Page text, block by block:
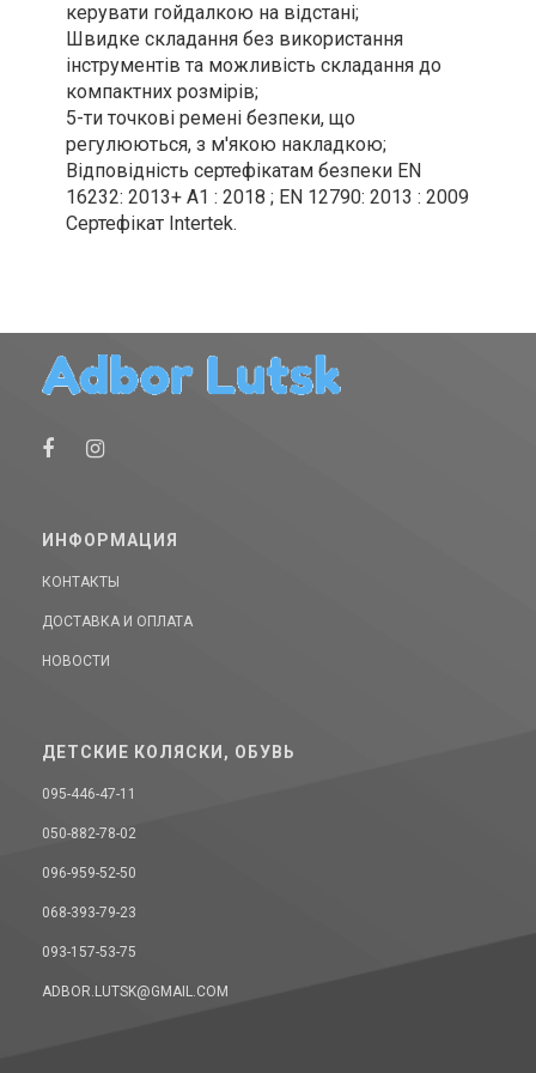
керувати гойдалкою на відстані;
Швидке складання без використання
інструментів та можливість складання до
компактних розмірів;
5-ти точкові ремені безпеки, що
регулюються, з м'якою накладкою;
Відповідність сертефікатам безпеки EN
16232: 2013+ A1 : 2018 ; EN 12790: 2013 : 2009
Сертефікат Intertek.
ИНФОРМАЦИЯ
КОНТАКТЫ
ДОСТАВКА И ОПЛАТА
НОВОСТИ
ДЕТСКИЕ КОЛЯСКИ, ОБУВЬ
095-446-47-11
050-882-78-02
096-959-52-50
068-393-79-23
093-157-53-75
ADBOR.LUTSK@GMAIL.COM